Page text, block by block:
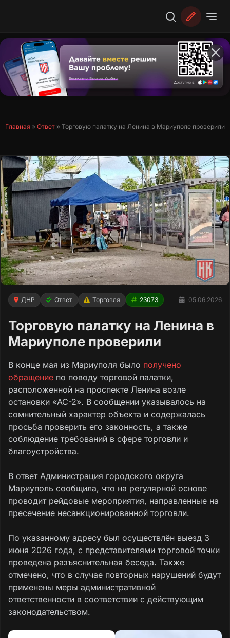
Главная » Ответ » Торговую палатку на Ленина в Мариуполе проверили
ДНР Ответ Торговля 23073 05.06.2026
Торговую палатку на Ленина в
Мариуполе проверили
В конце мая из Мариуполя было получено
обращение по поводу торговой палатки,
расположенной на проспекте Ленина возле
остановки «АС-2». В сообщении указывалось на
сомнительный характер объекта и содержалась
просьба проверить его законность, а также
соблюдение требований в сфере торговли и
благоустройства.
В ответ Администрация городского округа
Мариуполь сообщила, что на регулярной основе
проводит рейдовые мероприятия, направленные на
пресечение несанкционированной торговли.
По указанному адресу был осуществлён выезд 3
июня 2026 года, с представителями торговой точки
проведена разъяснительная беседа. Также
отмечено, что в случае повторных нарушений будут
применены меры административной
ответственности в соответствии с действующим
законодательством.